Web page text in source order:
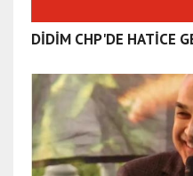
DİDİM CHP'DE HATİCE